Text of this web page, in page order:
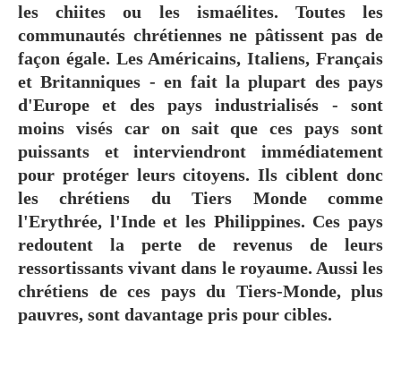
les chiites ou les ismaélites. Toutes les
communautés chrétiennes ne pâtissent pas de
façon égale. Les Américains, Italiens, Français
et Britanniques - en fait la plupart des pays
d'Europe et des pays industrialisés - sont
moins visés car on sait que ces pays sont
puissants et interviendront immédiatement
pour protéger leurs citoyens. Ils ciblent donc
les chrétiens du Tiers Monde comme
l'Erythrée, l'Inde et les Philippines. Ces pays
redoutent la perte de revenus de leurs
ressortissants vivant dans le royaume. Aussi les
chrétiens de ces pays du Tiers-Monde, plus
pauvres, sont davantage pris pour cibles.